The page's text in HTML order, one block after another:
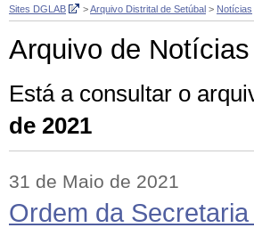
Sites DGLAB >Arquivo Distrital de Setúbal > Notícias
Arquivo de Notícias
Está a consultar o
de 2021
31 de Maio de 2021
Ordem da